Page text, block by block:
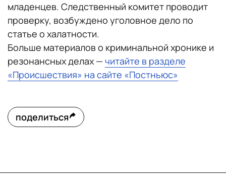
младенцев. Следственный комитет проводит
проверку, возбуждено уголовное дело по
статье о халатности.
Больше материалов о криминальной хронике и
резонансных делах — читайте в разделе
«Происшествия» на сайте «Постньюс»
поделиться